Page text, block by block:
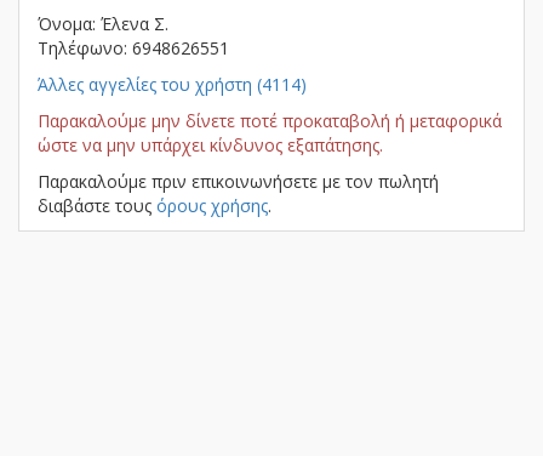
Όνομα: Έλενα Σ.
Τηλέφωνο: 6948626551
Άλλες αγγελίες του χρήστη (4114)
Παρακαλούμε μην δίνετε ποτέ προκαταβολή ή μεταφορικά
ώστε να μην υπάρχει κίνδυνος εξαπάτησης.
Παρακαλούμε πριν επικοινωνήσετε με τον πωλητή
διαβάστε τους όρους χρήσης.